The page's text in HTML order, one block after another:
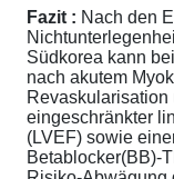
Fazit : Nach den
Südkorea kann
nach akutem
Revaskularisation
eingeschränkter
(LVEF) sowie
Betablocker(BB)-